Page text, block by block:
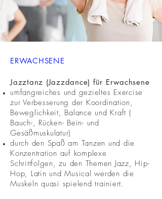
ERWACHSENE
Jazztanz (Jazzdance) für Erwachsene
umfangreiches und gezieltes Exercise
zur Verbesserung der Koordination,
Beweglichkeit, Balance und Kraft (
Bauch-, Rücken- Bein- und
Gesäßmuskulatur)
durch den Spaß am Tanzen und die
Konzentration auf komplexe
Schrittfolgen, zu den Themen Jazz, Hip-
Hop, Latin und Musical werden die
Muskeln quasi spielend trainiert.